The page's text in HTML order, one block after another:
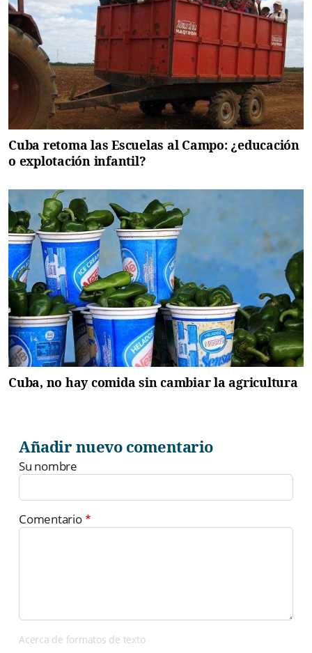
Cuba retoma las Escuelas al Campo: ¿educación
o explotación infantil?
Cuba, no hay comida sin cambiar la agricultura
Añadir nuevo comentario
Su nombre
Comentario
Acerca de formatos de texto